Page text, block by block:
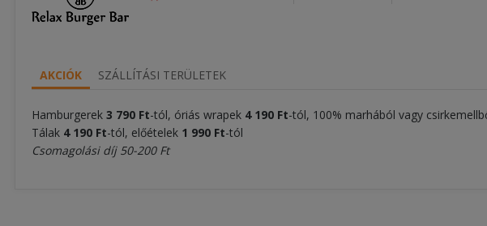
AKCIÓK SZÁLLÍTÁSI TERÜLETEK
Hamburgerek 3 790 Ft-tól, óriás wrapek 4 190 Ft-tól, 100% marhából vagy
Tálak 4 190 Ft-tól, előételek 1 990 Ft-tól
Csomagolási díj 50-200 Ft